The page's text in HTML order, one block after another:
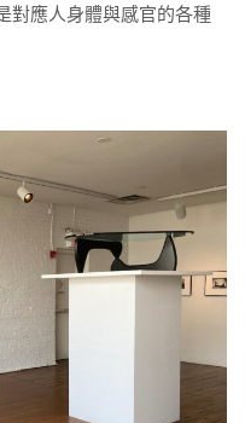
對應人身體與感官的各種